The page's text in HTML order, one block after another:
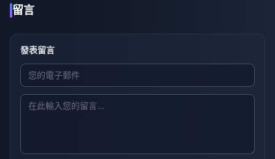
留言
發表留言